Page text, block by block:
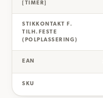
[TIMER]
STIKKONTAKT F.
TILH.FESTE
(POLPLASSERING)
EAN
SKU